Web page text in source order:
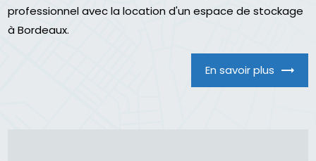
professionnel avec la location d'un espace de stockage
à Bordeaux.
En savoir plus